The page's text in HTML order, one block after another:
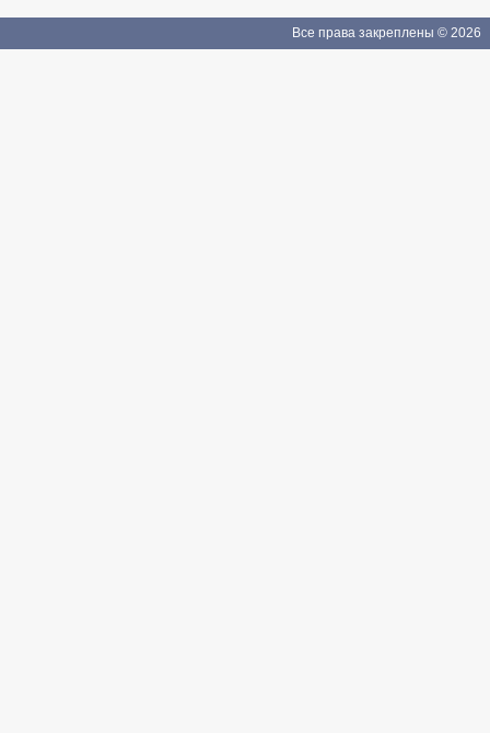
Если Вы зарегистрированы
Все права закреплены © 2026